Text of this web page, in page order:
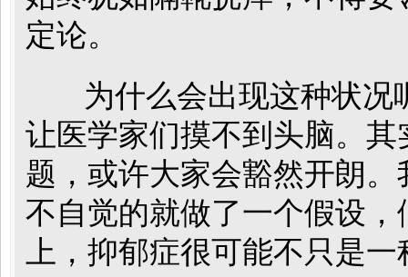
定论。
为什么会出现这种状况
让医学家们摸不到头脑。
题，或许大家会豁然开朗
不自觉的就做了一个假设
上，抑郁症很可能不只是